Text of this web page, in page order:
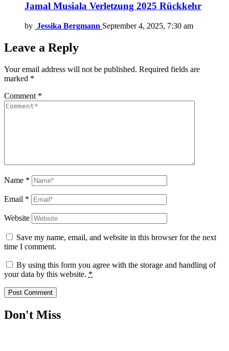
Jamal Musiala Verletzung 2025 Rückkehr
by Jessika Bergmann September 4, 2025, 7:30 am
Leave a Reply
Your email address will not be published. Required fields are
marked *
Comment *
Name *
Email *
Website
Save my name, email, and website in this browser for the next
time I comment.
By using this form you agree with the storage and handling of
your data by this website. *
Don't Miss